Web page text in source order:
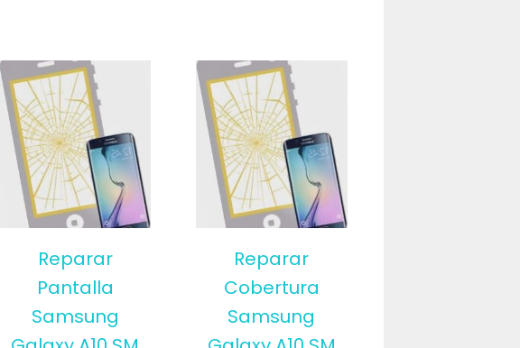
Reparar
Pantalla
Samsung
Reparar
Cobertura
Samsung